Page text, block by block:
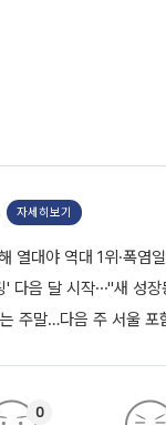
자세히보기
열대야 역대 1위·폭염
' 다음 달 시작⋯"새 성장
주말…다음 주 서울 포
0